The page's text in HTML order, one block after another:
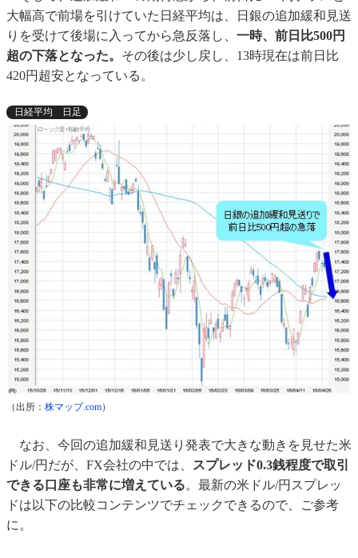
大幅高で前場を引けていた日経平均は、日銀の追加緩和見送
りを受けて後場に入ってから急反落し、 一時、前日比500円
超の下落となった。 その後は少し戻し、13時現在は前日比
420円超安となっている。
日経平均 日足
（出所： 株マップ.com）
なお、今回の追加緩和見送り発表で大きな動きを見せた米
ドル/円だが、FX会社の中では、
スプレッド0.3銭程度で取引
できる口座も非常に増えている。最新の米ドル/円スプレッ
ドは以下の比較コンテンツでチェックできるので、ご参考
に。